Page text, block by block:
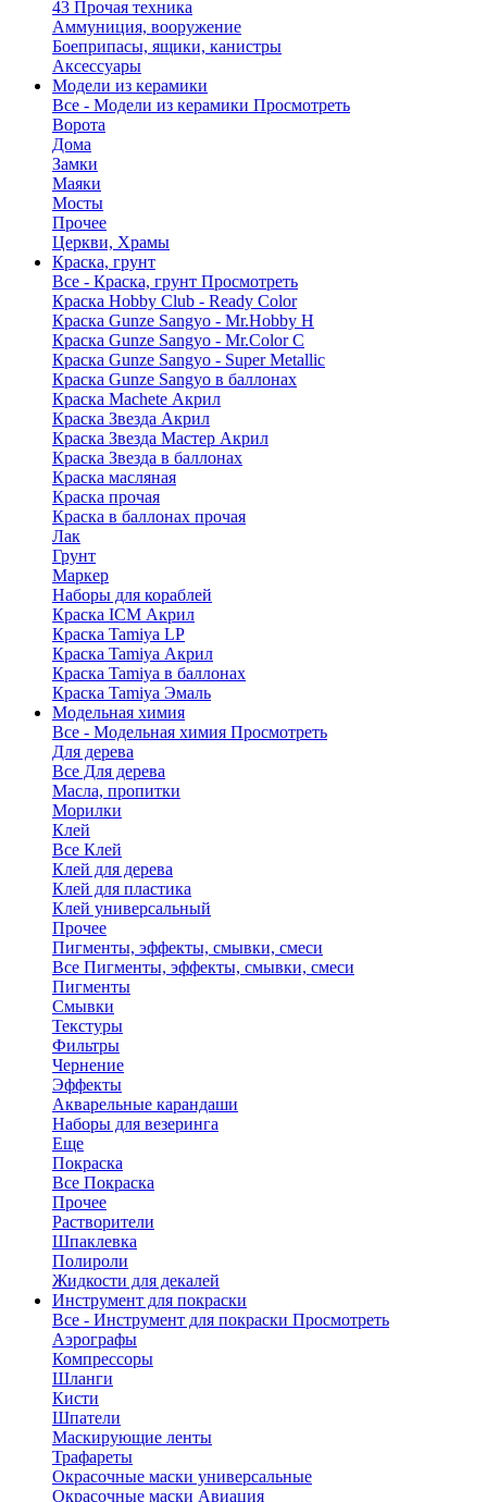
43 Прочая техника
Аммуниция, вооружение
Боеприпасы, ящики, канистры
Аксессуары
Модели из керамики
Все - Модели из керамики Просмотреть
Ворота
Дома
Замки
Маяки
Мосты
Прочее
Церкви, Храмы
Краска, грунт
Все - Краска, грунт Просмотреть
Краска Hobby Club - Ready Color
Краска Gunze Sangyo - Mr.Hobby H
Краска Gunze Sangyo - Mr.Color C
Краска Gunze Sangyo - Super Metallic
Краска Gunze Sangyo в баллонах
Краска Machete Акрил
Краска Звезда Акрил
Краска Звезда Мастер Акрил
Краска Звезда в баллонах
Краска масляная
Краска прочая
Краска в баллонах прочая
Лак
Грунт
Маркер
Наборы для кораблей
Краска ICM Акрил
Краска Tamiya LP
Краска Tamiya Акрил
Краска Tamiya в баллонах
Краска Tamiya Эмаль
Модельная химия
Все - Модельная химия Просмотреть
Для дерева
Все Для дерева
Масла, пропитки
Морилки
Клей
Все Клей
Клей для дерева
Клей для пластика
Клей универсальный
Прочее
Пигменты, эффекты, смывки, смеси
Все Пигменты, эффекты, смывки, смеси
Пигменты
Смывки
Текстуры
Фильтры
Чернение
Эффекты
Акварельные карандаши
Наборы для везеринга
Еще
Покраска
Все Покраска
Прочее
Растворители
Шпаклевка
Полироли
Жидкости для декалей
Инструмент для покраски
Все - Инструмент для покраски Просмотреть
Аэрографы
Компрессоры
Шланги
Кисти
Шпатели
Маскирующие ленты
Трафареты
Окрасочные маски универсальные
Окрасочные маски Авиация